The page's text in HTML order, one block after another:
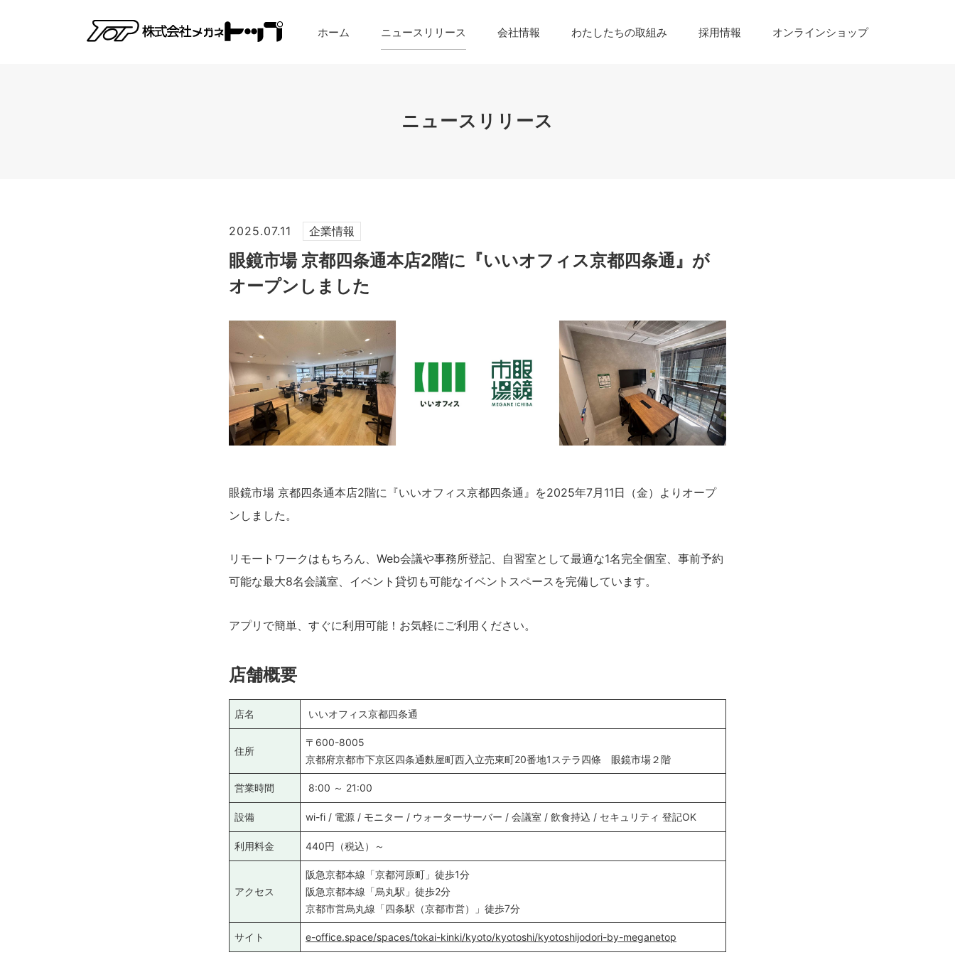
ホーム ニュースリリース 会社情報 わたしたちの取組み 採用情報 オンラインショップ
ニュースリリース
2025.07.11 企業情報
眼鏡市場 京都四条通本店2階に『いいオフィス京都四条通』が
オープンしました
眼鏡市場 京都四条通本店2階に『いいオフィス京都四条通』を2025年7月11日（金）よりオープ
ンしました。
リモートワークはもちろん、Web会議や事務所登記、自習室として最適な1名完全個室、事前予約
可能な最大8名会議室、イベント貸切も可能なイベントスペースを完備しています。
アプリで簡単、すぐに利用可能！お気軽にご利用ください。
店舗概要
店名 いいオフィス京都四条通
住所
〒600-8005
京都府京都市下京区四条通麩屋町西入立売東町20番地1ステラ四條 眼鏡市場２階
営業時間 8:00 ～ 21:00
設備 wi-fi / 電源 / モニター / ウォーターサーバー / 会議室 / 飲食持込 / セキュリティ 登記OK
利用料金 440円（税込）～
アクセス
阪急京都本線「京都河原町」徒歩1分
阪急京都本線「烏丸駅」徒歩2分
京都市営烏丸線「四条駅（京都市営）」徒歩7分
サイト e-office.space/spaces/tokai-kinki/kyoto/kyotoshi/kyotoshijodori-by-meganetop